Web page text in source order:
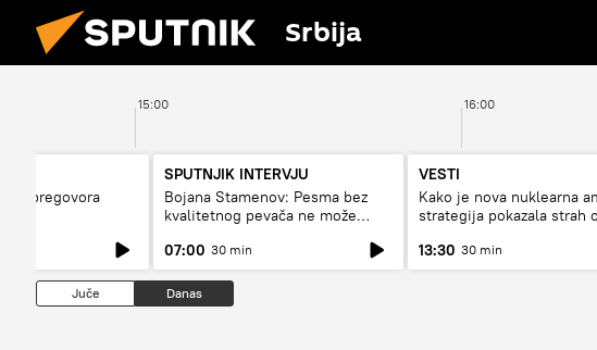
Srbija
15:00 16:00
pregovora
SPUTNJIK INTERVJU
Bojana Stamenov: Pesma bez
kvalitetnog pevača ne može
07:00 30 min
VESTI
Kako je nova nuklearna
strategija pokazala strah
13:30 30 min
Juče Danas